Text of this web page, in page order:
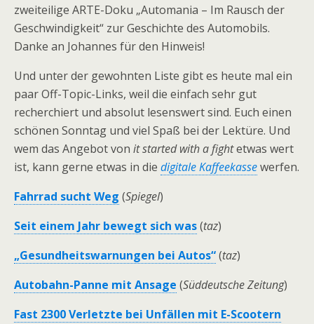
zweiteilige ARTE-Doku „Automania – Im Rausch der
Geschwindigkeit“ zur Geschichte des Automobils.
Danke an Johannes für den Hinweis!
Und unter der gewohnten Liste gibt es heute mal ein
paar Off-Topic-Links, weil die einfach sehr gut
recherchiert und absolut lesenswert sind. Euch einen
schönen Sonntag und viel Spaß bei der Lektüre. Und
wem das Angebot von it started with a fightetwas wert
ist, kann gerne etwas in die digitale Kaffeekassewerfen.
Fahrrad sucht Weg (Spiegel)
Seit einem Jahr bewegt sich was(taz)
„Gesundheitswarnungen bei Autos“(taz)
Autobahn-Panne mit Ansage (Süddeutsche Zeitung)
Fast 2300 Verletzte bei Unfällen mit E-Scootern